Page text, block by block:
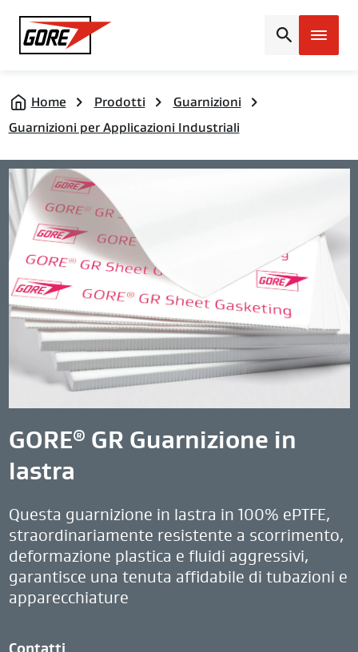
Gore
Home Prodotti
Guarnizioni
Guarnizioni per Applicazioni Industriali
GORE® GR Guarnizione in
lastra
Questa guarnizione in lastra in 100% ePTFE,
straordinariamente resistente a scorrimento,
deformazione plastica e fluidi aggressivi,
garantisce una tenuta affidabile di tubazioni e
apparecchiature
Contatti